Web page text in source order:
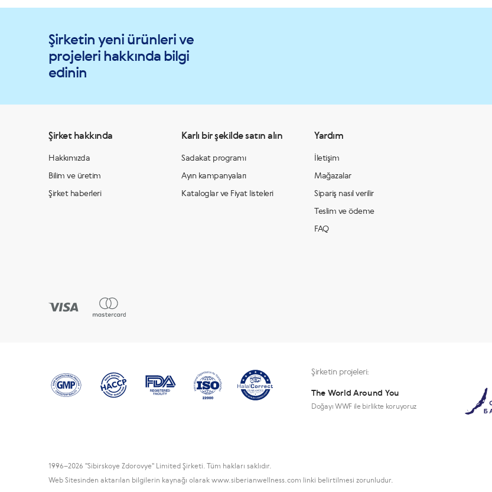
Şirketin yeni ürünleri ve
projeleri hakkında bilgi
edinin
Şirket hakkında
Hakkımızda
Bilim ve üretim
Şirket haberleri
Karlı bir şekilde satın alın
Sadakat programı
Ayın kampanyaları
Kataloglar ve Fiyat listeleri
Yardım
İletişim
Mağazalar
Sipariş nasıl verilir
Teslim ve ödeme
FAQ
Şirketin projeleri:
The World Around You
Doğayı WWF ile birlikte koruyoruz
1996–2026 "Sibirskoye Zdorovye" Limited Şirketi. Tüm hakları saklıdır.
Web Sitesinden aktarılan bilgilerin kaynağı olarak www.siberianwellness.com linki belirtilmesi zorunludur.